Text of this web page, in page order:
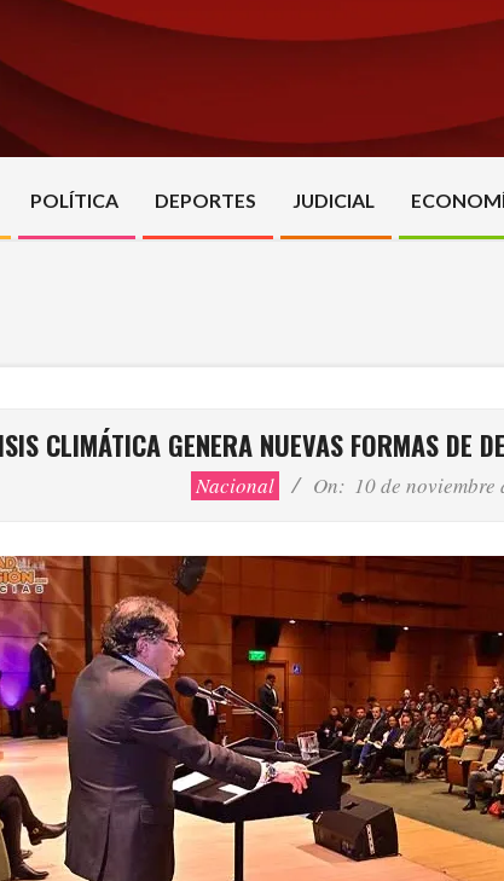
POLÍTICA DEPORTES JUDICIAL
CLIMÁTICA GENERA NUEVAS FORMAS DE
Nacional On: 10 de noviembre